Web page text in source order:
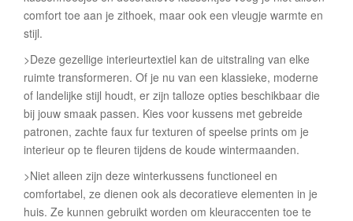
comfort toe aan je zithoek, maar ook een vleugje warmte en
stijl.
>Deze gezellige interieurtextiel kan de uitstraling van elke
ruimte transformeren. Of je nu van een klassieke, moderne
of landelijke stijl houdt, er zijn talloze opties beschikbaar die
bij jouw smaak passen. Kies voor kussens met gebreide
patronen, zachte faux fur texturen of speelse prints om je
interieur op te fleuren tijdens de koude wintermaanden.
>Niet alleen zijn deze winterkussens functioneel en
comfortabel, ze dienen ook als decoratieve elementen in je
huis. Ze kunnen gebruikt worden om kleuraccenten toe te